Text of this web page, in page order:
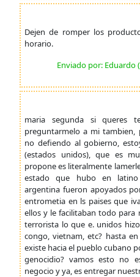
Dejen de romper los
horario.
Enviado por: Eduardo
maria segunda si queres
preguntarmelo a mi
no defiendo al gobierno,
(estados unidos), que es
propone es literalmente
estado que hubo en
argentina fueron apoyados
entrometia en ls paises que
ellos y le facilitaban todo para
terrorista lo que e. unidos
congo, vietnam, etc? hasta
existe hacia el pueblo cubano
genocidio? vamos esto no
negocio y ya, es entregar